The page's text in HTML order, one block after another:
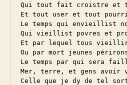
Qui tout fait croistre et
Et tout user et tout
Le temps qui envieillist
Qui vieillist povres et
Et par lequel tous
Ou par mort jeunes
Le temps par qui sera
Mer, terre, et gens
Celle que je dy de tel